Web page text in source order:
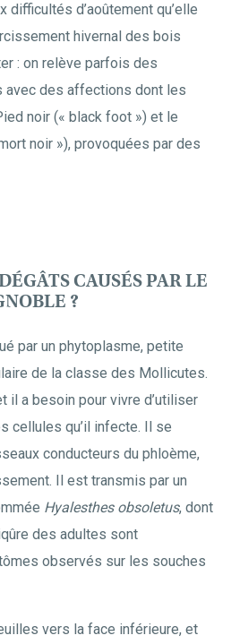
difficultés d’aoûtement qu’elle
hivernal des bois
: on relève parfois des
avec des affections dont les
noir (« black foot ») et le
noir »), provoquées par des
CAUSÉS PAR LE
?
par un phytoplasme, petite
de la classe des Mollicutes.
il a besoin pour vivre d’utiliser
cellules qu’il infecte. Il se
conducteurs du phloème,
Il est transmis par un
Hyalesthes obsoletus, dont
des adultes sont
observés sur les souches
vers la face inférieure, et